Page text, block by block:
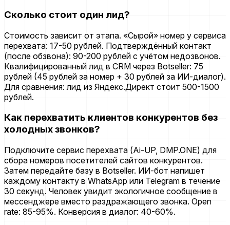
Сколько стоит один лид?
Стоимость зависит от этапа. «Сырой» номер у сервиса
перехвата: 17-50 рублей. Подтверждённый контакт
(после обзвона): 90-200 рублей с учётом недозвонов.
Квалифицированный лид в CRM через Botseller: 75
рублей (45 рублей за номер + 30 рублей за ИИ-диалог).
Для сравнения: лид из Яндекс.Директ стоит 500-1500
рублей.
Как перехватить клиентов конкурентов без
холодных звонков?
Подключите сервис перехвата (Ai-UP, DMP.ONE) для
сбора номеров посетителей сайтов конкурентов.
Затем передайте базу в Botseller. ИИ-бот напишет
каждому контакту в WhatsApp или Telegram в течение
30 секунд. Человек увидит экологичное сообщение в
мессенджере вместо раздражающего звонка. Open
rate: 85-95%. Конверсия в диалог: 40-60%.